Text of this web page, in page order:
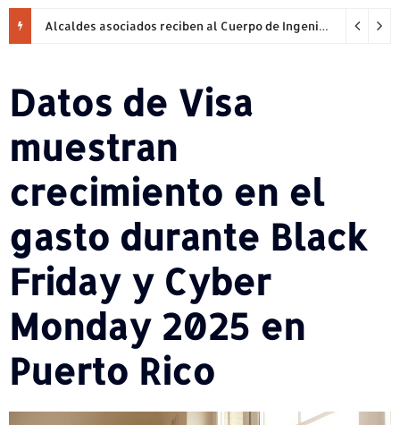
Alcaldes asociados reciben al Cuerpo de Ingenieros (USACE) para proyectos pendientes.
Datos de Visa
muestran
crecimiento en el
gasto durante Black
Friday y Cyber
Monday 2025 en
Puerto Rico